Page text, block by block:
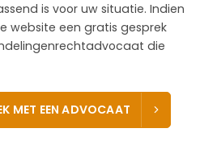
is voor uw situatie. Indien
website een gratis gesprek
die
MET EEN ADVOCAAT